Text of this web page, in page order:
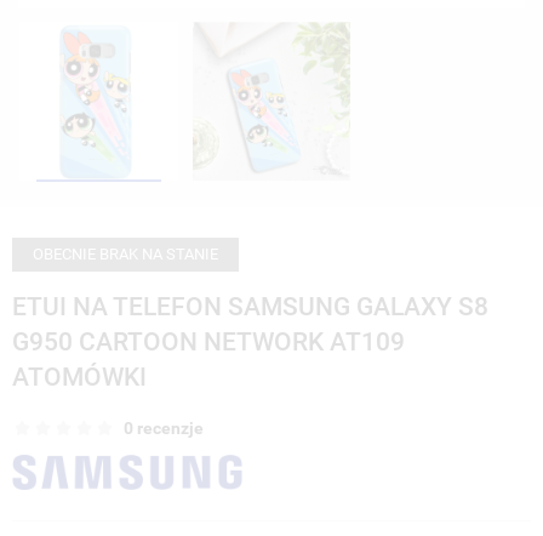
ETUI NA TELEFON SAMSUNG GALAXY S8
G950 CARTOON NETWORK AT109
ATOMÓWKI
0 recenzje